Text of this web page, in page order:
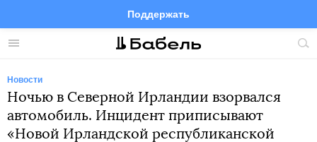
Меню
Поддержать
FacebookTelegramTwitter
Новости
Ночью в Северной Ирландии взорвался
автомобиль. Инцидент приписывают
«Новой Ирландской республиканской